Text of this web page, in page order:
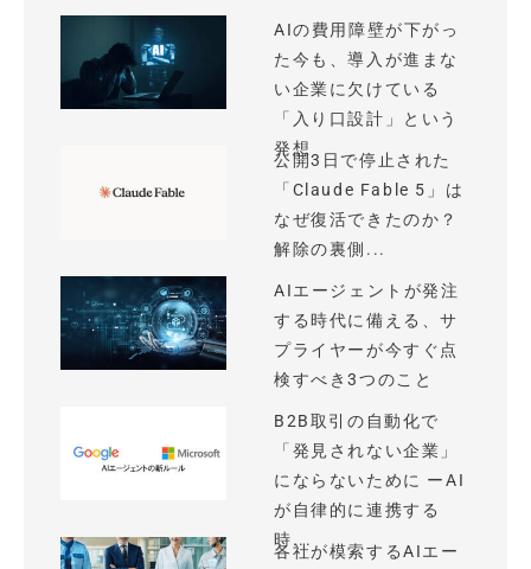
AIの費用障壁が下がっ
た今も、導入が進まな
い企業に欠けている
「入り口設計」という
発想
公開3日で停止された
「Claude Fable 5」は
なぜ復活できたのか？
解除の裏側...
AIエージェントが発注
する時代に備える、サ
プライヤーが今すぐ点
検すべき3つのこと
B2B取引の自動化で
「発見されない企業」
にならないために ーAI
が自律的に連携する
時...
各社が模索するAIエー